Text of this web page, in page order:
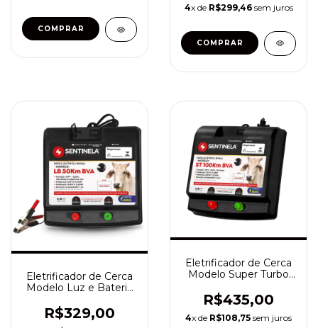
4x de R$299,46sem juros
Eletrificador de Cerca
Modelo Luz e Bateria
R$329,00
Eletrificador de Cerca
Modelo Super Turbo
R$435,00
4x de R$108,75 sem juros